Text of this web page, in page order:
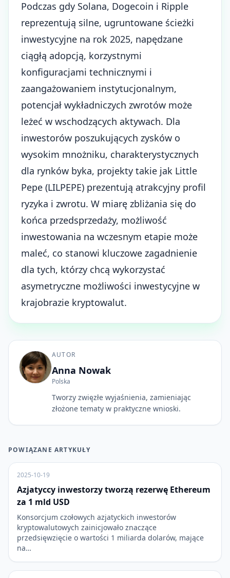
Podczas gdy Solana, Dogecoin i Ripple
reprezentują silne, ugruntowane ścieżki
inwestycyjne na rok 2025, napędzane
ciągłą adopcją, korzystnymi
konfiguracjami technicznymi i
zaangażowaniem instytucjonalnym,
potencjał wykładniczych zwrotów może
leżeć w wschodzących aktywach. Dla
inwestorów poszukujących zysków o
wysokim mnożniku, charakterystycznych
dla rynków byka, projekty takie jak Little
Pepe (LILPEPE) prezentują atrakcyjny profil
ryzyka i zwrotu. W miarę zbliżania się do
końca przedsprzedaży, możliwość
inwestowania na wczesnym etapie może
maleć, co stanowi kluczowe zagadnienie
dla tych, którzy chcą wykorzystać
asymetryczne możliwości inwestycyjne w
krajobrazie kryptowalut.
AUTOR
Anna Nowak
Polska
Tworzy zwięzłe wyjaśnienia, zamieniając
złożone tematy w praktyczne wnioski.
POWIĄZANE ARTYKUŁY
2025-10-19
Azjatyccy inwestorzy tworzą rezerwę Ethereum
za 1 mld USD
Konsorcjum czołowych azjatyckich inwestorów
kryptowalutowych zainicjowało znaczące
przedsięwzięcie o wartości 1 miliarda dolarów, mające
na…